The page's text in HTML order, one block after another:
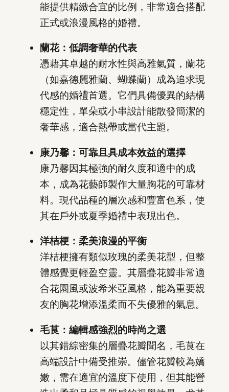
能提供精緻合宜的比例，非常適合搭配
正式或浪漫風格的婚禮。
蘭花：低調奢華的代表
憑藉其卓越的耐水性與高雅氣質，蘭花
（如嘉德麗雅蘭、蝴蝶蘭）成為追求現
代感的婚禮首選。它們具備優異的結構
穩定性，單朵或小串設計能散發簡潔的
奢華感，適合熱帶或當代主題。
康乃馨：可靠且具成本效益的選擇
康乃馨因其極強的耐久度和適中的成
本，成為花藝師製作大量胸花的可靠材
料。現代品種的層次感和豐富色系，使
其在戶外或夏季婚禮中表現出色。
洋桔梗：柔美浪漫的平衡
洋桔梗擁有類似玫瑰的柔美花型，但整
體感覺更輕盈空靈。其層疊花瓣非常適
合花園風或波希米亞風格，能為重要親
友的胸花增添溫柔而不失優雅的氣息。
毛茛：編輯感強烈的時尚之選
以其錯綜密集的層疊花瓣聞名，毛茛在
高端設計中備受推崇。儘管花瓣較為嬌
嫩，需在適宜的溫度下使用，但其能營